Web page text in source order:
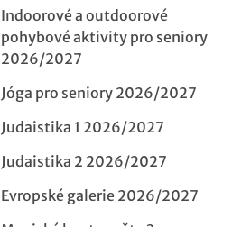
Indoorové a outdoorové
pohybové aktivity pro seniory
2026/2027
Jóga pro seniory 2026/2027
Judaistika 1 2026/2027
Judaistika 2 2026/2027
Evropské galerie 2026/2027